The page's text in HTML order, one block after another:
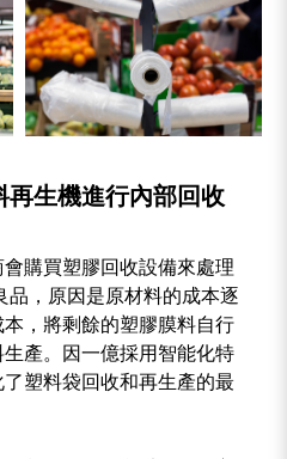
再生機進行內部回收
購買塑膠回收設備來處理
品，原因是原材料的成本逐
，將剩餘的塑膠膜料自行
產。因一億採用智能化特
塑料袋回收和再生產的最